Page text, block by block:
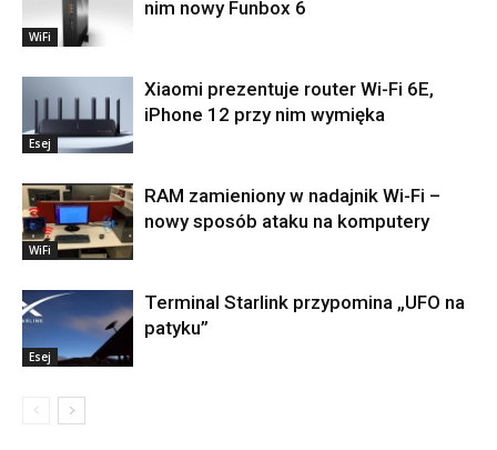
WiFi
nim nowy Funbox 6
Esej
Xiaomi prezentuje router Wi-Fi 6E,
iPhone 12 przy nim wymięka
WiFi
RAM zamieniony w nadajnik Wi-Fi –
nowy sposób ataku na komputery
Esej
Terminal Starlink przypomina „UFO na
patyku”